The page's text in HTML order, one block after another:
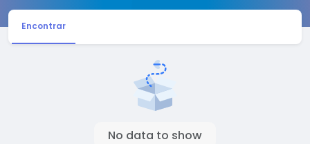
Encontrar
No data to show